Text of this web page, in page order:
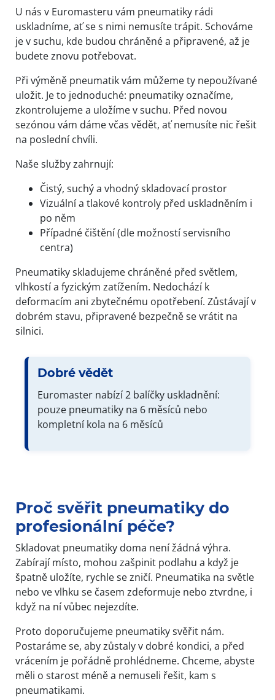
U nás v Euromasteru vám pneumatiky rádi
uskladníme, ať se s nimi nemusíte trápit. Schováme
je v suchu, kde budou chráněné a připravené, až je
budete znovu potřebovat.
Při výměně pneumatik vám můžeme ty nepoužívané
uložit. Je to jednoduché: pneumatiky označíme,
zkontrolujeme a uložíme v suchu. Před novou
sezónou vám dáme včas vědět, ať nemusíte nic řešit
na poslední chvíli.
Naše služby zahrnují:
Čistý, suchý a vhodný skladovací prostor
Vizuální a tlakové kontroly před uskladněním i
po něm
Případné čištění (dle možností servisního
centra)
Pneumatiky skladujeme chráněné před světlem,
vlhkostí a fyzickým zatížením. Nedochází k
deformacím ani zbytečnému opotřebení. Zůstávají v
dobrém stavu, připravené bezpečně se vrátit na
silnici.
Dobré vědět
Euromaster nabízí 2 balíčky uskladnění:
pouze pneumatiky na 6 měsíců nebo
kompletní kola na 6 měsíců
Proč svěřit pneumatiky do
profesionální péče?
Skladovat pneumatiky doma není žádná výhra.
Zabírají místo, mohou zašpinit podlahu a když je
špatně uložíte, rychle se zničí. Pneumatika na světle
nebo ve vlhku se časem zdeformuje nebo ztvrdne, i
když na ní vůbec nejezdíte.
Proto doporučujeme pneumatiky svěřit nám.
Postaráme se, aby zůstaly v dobré kondici, a před
vrácením je pořádně prohlédneme. Chceme, abyste
měli o starost méně a nemuseli řešit, kam s
pneumatikami.